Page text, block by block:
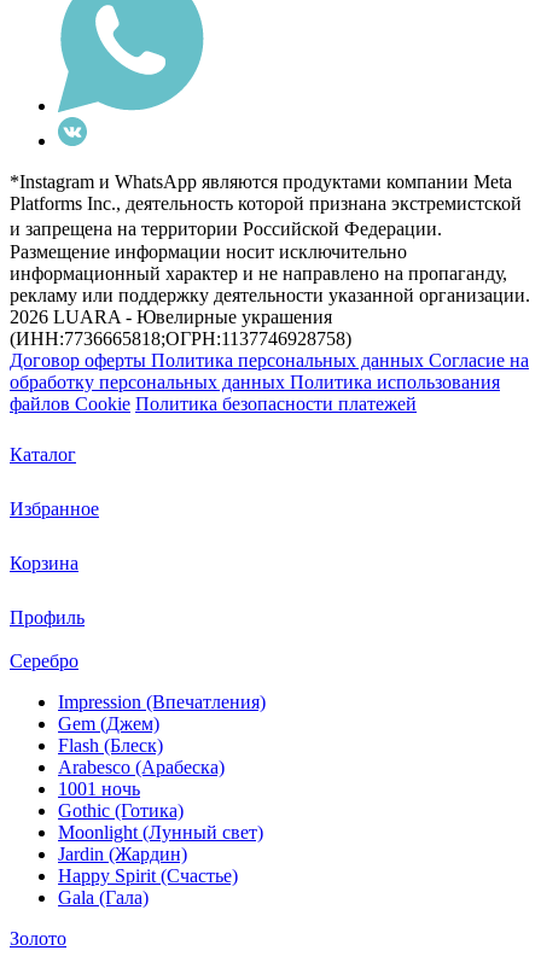
*Instagram и WhatsApp являются продуктами компании Meta
Platforms Inc., деятельность которой признана экстремистской
и запрещена на территории Российской Федерации.
Размещение информации носит исключительно
информационный характер и не направлено на пропаганду,
рекламу или поддержку деятельности указанной организации.
2026 LUARA - Ювелирные украшения
(ИНН:7736665818;ОГРН:1137746928758)
Договор оферты Политика персональных данных Согласие на
обработку персональных данных Политика использования
файлов Cookie Политика безопасности платежей
Каталог
Избранное
Корзина
Профиль
Серебро
Impression (Впечатления)
Gem (Джем)
Flash (Блеск)
Arabesco (Арабеска)
1001 ночь
Gothic (Готика)
Moonlight (Лунный свет)
Jardin (Жардин)
Happy Spirit (Счастье)
Gala (Гала)
Золото